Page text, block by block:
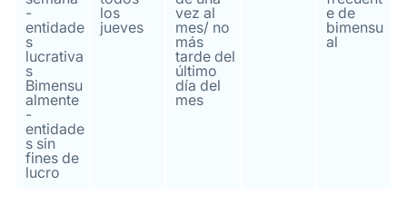
-
entidade
s
lucrativa
s
Bimensu
almente
-
entidade
s sin
fines de
lucro
los
jueves
vez al
mes/ no
más
tarde del
último
día del
mes
e de
bimensu
al